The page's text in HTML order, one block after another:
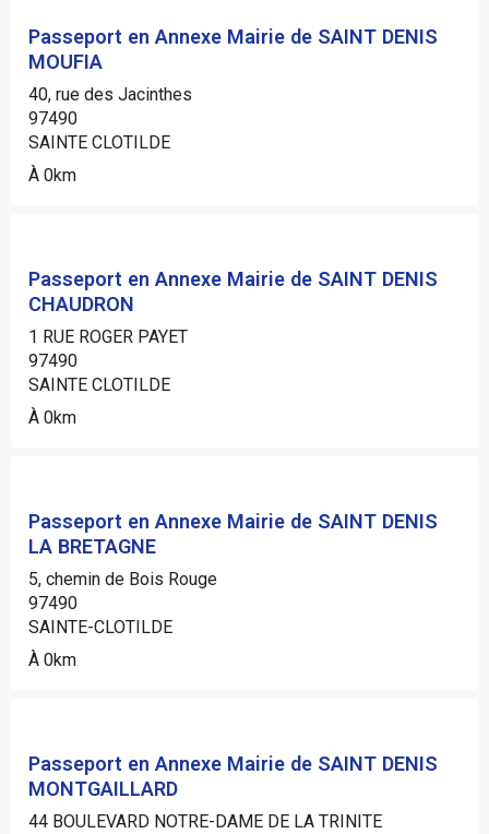
Passeport en Annexe Mairie de SAINT DENIS
MOUFIA
40, rue des Jacinthes
97490
SAINTE CLOTILDE
À 0km
Passeport en Annexe Mairie de SAINT DENIS
CHAUDRON
1 RUE ROGER PAYET
97490
SAINTE CLOTILDE
À 0km
Passeport en Annexe Mairie de SAINT DENIS
LA BRETAGNE
5, chemin de Bois Rouge
97490
SAINTE-CLOTILDE
À 0km
Passeport en Annexe Mairie de SAINT DENIS
MONTGAILLARD
44 BOULEVARD NOTRE-DAME DE LA TRINITE